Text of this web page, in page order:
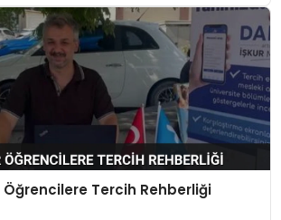
Öğrencilere Tercih Rehberliği